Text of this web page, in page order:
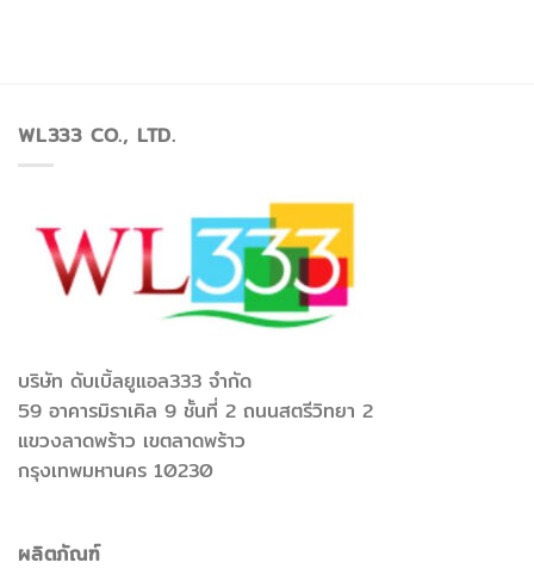
WL333 CO., LTD.
บริษัท ดับเบิ้ลยูแอล333 จำกัด
59 อาคารมิราเคิล 9 ชั้นที่ 2 ถนนสตรีวิทยา 2
แขวงลาดพร้าว เขตลาดพร้าว
กรุงเทพมหานคร 10230
ผลิตภัณฑ์